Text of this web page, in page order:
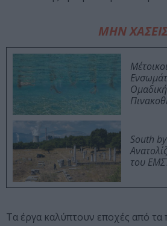
ΜΗΝ
South
του
Τα έργα καλύπτουν εποχές από τα